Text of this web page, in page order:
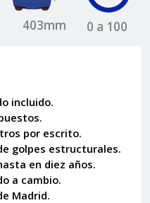
403mm 0 a 100
incluido.
por escrito.
golpes estructurales.
en diez años.
a cambio.
Madrid.